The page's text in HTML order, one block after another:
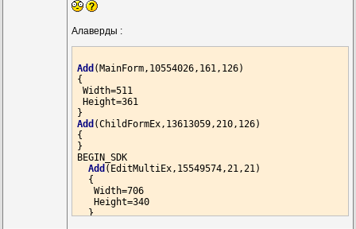
Алаверды :
Add (MainForm,10554026,161,126)
{
Width=511
Height=361
Add (ChildFormEx,13613059,210,126)
{
}
BEGIN_SDK
Add (EditMultiEx,15549574,21,21)
  {
   Width=706
   Height=340
  }